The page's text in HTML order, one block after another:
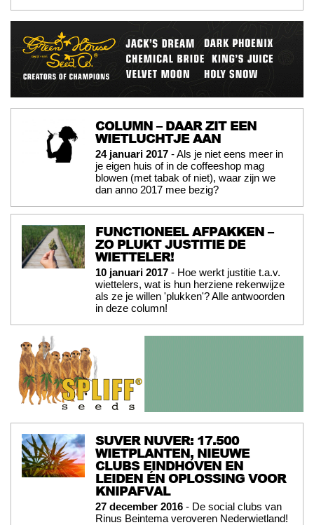
COLUMN – DAAR ZIT EEN
WIETLUCHTJE AAN
24 januari 2017 - Als je niet eens meer in
je eigen huis of in de coffeeshop mag
blowen (met tabak of niet), waar zijn we
dan anno 2017 mee bezig?
FUNCTIONEEL AFPAKKEN –
ZO PLUKT JUSTITIE DE
WIETTELER!
10 januari 2017 - Hoe werkt justitie t.a.v.
wiettelers, wat is hun herziene rekenwijze
als ze je willen 'plukken'? Alle antwoorden
in deze column!
SUVER NUVER: 17.500
WIETPLANTEN, NIEUWE
CLUBS EINDHOVEN EN
LEIDEN ÉN OPLOSSING VOOR
KNIPAFVAL
27 december 2016 - De social clubs van
Rinus Beintema veroveren Nederwietland!